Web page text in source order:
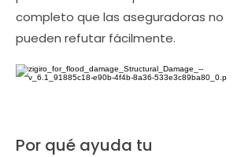
completo que las aseguradoras no
pueden refutar fácilmente.
Por qué ayuda tu